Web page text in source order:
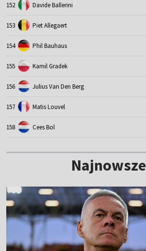
152 Davide Ballerini
153 Piet Allegaert
154 Phil Bauhaus
155 Kamil Gradek
156 Julius Van Den Berg
157 Matis Louvel
158 Cees Bol
Najnowsze